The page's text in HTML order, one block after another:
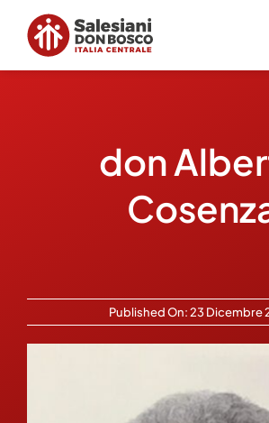
contenuto
Blog
don
Published On: 23 Dicembre